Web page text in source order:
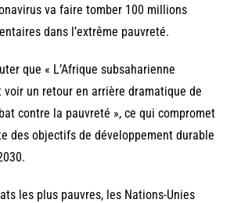
va faire tomber 100 millions
dans l’extrême pauvreté.
que « L’Afrique subsaharienne
un retour en arrière dramatique de
contre la pauvreté », ce qui compromet
des objectifs de développement durable
les plus pauvres, les Nations-Unies